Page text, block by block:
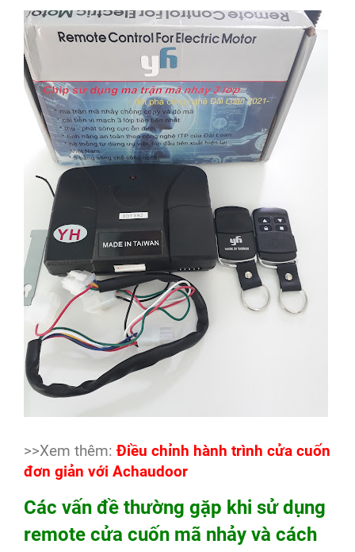
>>Xem thêm:Điều chỉnh hành trình cửa cuốn
đơn giản với Achaudoor
Các vấn đề thường gặp khi sử dụng
remote cửa cuốn mã nhảy và cách